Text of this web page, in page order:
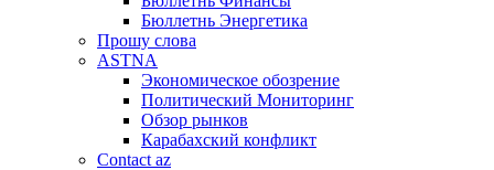
Бюллетнь Энергетика
Прошу слова
ASTNA
Экономическое обозрение
Политический Мониторинг
Обзор рынков
Карабахский конфликт
Contact az